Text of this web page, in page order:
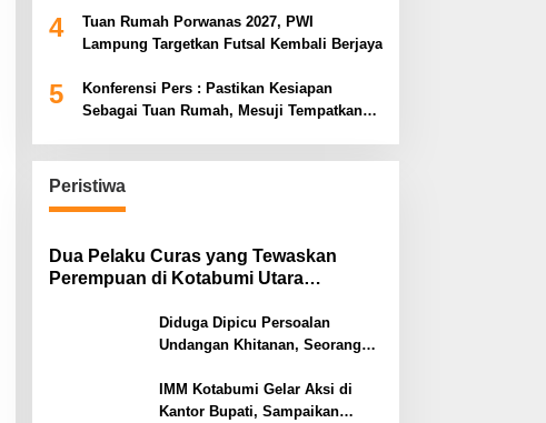
4
Tuan Rumah Porwanas 2027, PWI
Lampung Targetkan Futsal Kembali Berjaya
5
Konferensi Pers : Pastikan Kesiapan
Sebagai Tuan Rumah, Mesuji Tempatkan
Peristiwa
Dua Pelaku Curas yang Tewaskan
Perempuan di Kotabumi Utara
Diduga Dipicu Persoalan
Undangan Khitanan, Seorang
Tertembak
IMM Kotabumi Gelar Aksi di
Kantor Bupati, Sampaikan